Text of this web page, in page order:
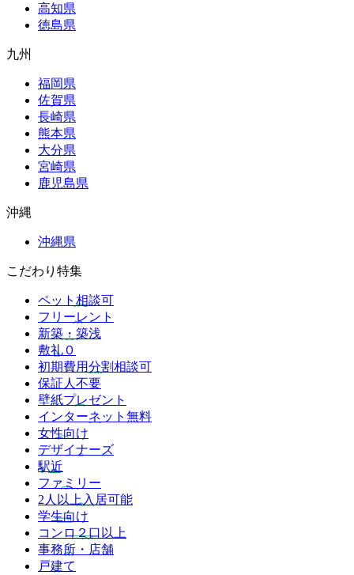
高知県
徳島県
九州
福岡県
佐賀県
長崎県
熊本県
大分県
宮崎県
鹿児島県
沖縄
沖縄県
こだわり特集
ペット相談可
フリーレント
新築・築浅
敷礼０
初期費用分割相談可
保証人不要
壁紙プレゼント
インターネット無料
女性向け
デザイナーズ
駅近
ファミリー
2人以上入居可能
学生向け
コンロ２口以上
事務所・店舗
戸建て